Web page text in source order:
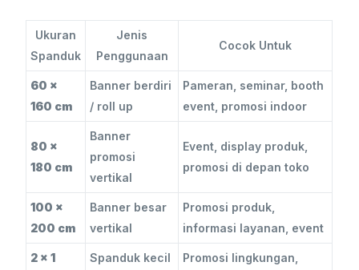
Ukuran
Spanduk
Jenis
Penggunaan
Cocok Untuk
60 x
160 cm
Banner berdiri
/ roll up
Pameran, seminar, booth
event, promosi indoor
80 x
180 cm
Banner
promosi
vertikal
Event, display produk,
promosi di depan toko
100 x
200 cm
Banner besar
vertikal
Promosi produk,
informasi layanan, event
2 x 1
Spanduk kecil
Promosi lingkungan,